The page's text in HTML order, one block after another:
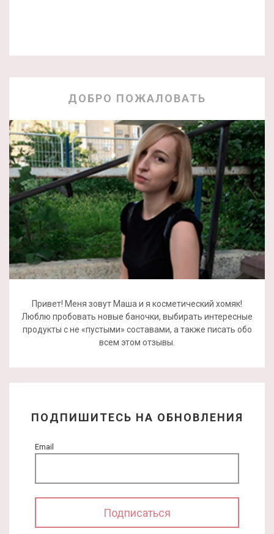
ДОБРО ПОЖАЛОВАТЬ
Привет! Меня зовут Маша и я косметический хомяк!
Люблю пробовать новые баночки, выбирать интересные
продукты с не «пустыми» составами, а также писать обо
всем этом отзывы.
ПОДПИШИТЕСЬ НА ОБНОВЛЕНИЯ
Email